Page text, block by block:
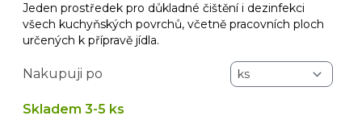
Jeden prostředek pro důkladné čištění i dezinfekci
všech kuchyňských povrchů, včetně pracovních ploch
určených k přípravě jídla.
Nakupuji po
Skladem 3-5 ks